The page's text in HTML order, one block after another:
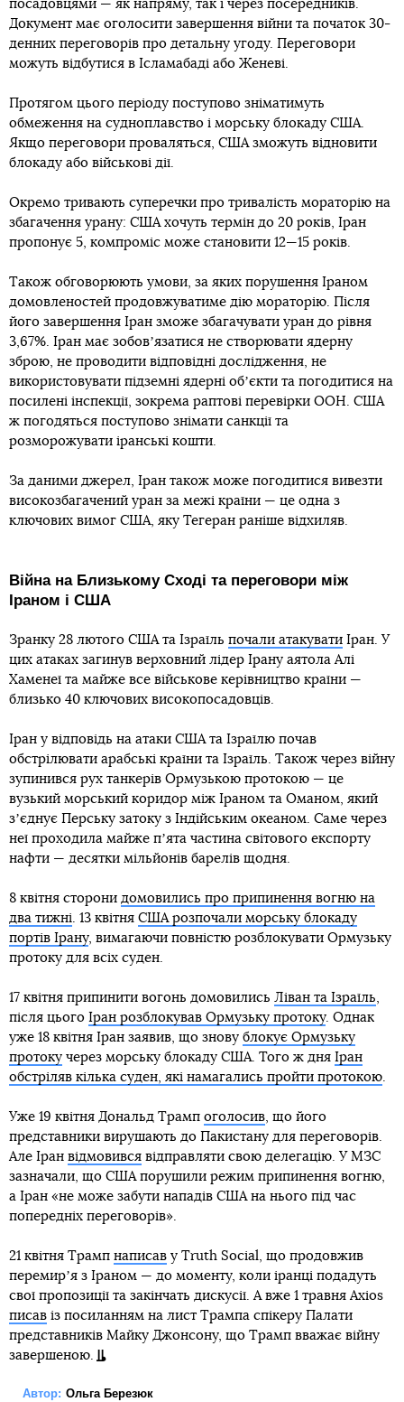
посадовцями — як напряму, так і через посередників.
Документ має оголосити завершення війни та початок 30-
денних переговорів про детальну угоду. Переговори
можуть відбутися в Ісламабаді або Женеві.
Протягом цього періоду поступово зніматимуть
обмеження на судноплавство і морську блокаду США.
Якщо переговори проваляться, США зможуть відновити
блокаду або військові дії.
Окремо тривають суперечки про тривалість мораторію на
збагачення урану: США хочуть термін до 20 років, Іран
пропонує 5, компроміс може становити 12—15 років.
Також обговорюють умови, за яких порушення Іраном
домовленостей продовжуватиме дію мораторію. Після
його завершення Іран зможе збагачувати уран до рівня
3,67%. Іран має зобовʼязатися не створювати ядерну
зброю, не проводити відповідні дослідження, не
використовувати підземні ядерні обʼєкти та погодитися на
посилені інспекції, зокрема раптові перевірки ООН. США
ж погодяться поступово знімати санкції та
розморожувати іранські кошти.
За даними джерел, Іран також може погодитися вивезти
високозбагачений уран за межі країни — це одна з
ключових вимог США, яку Тегеран раніше відхиляв.
Війна на Близькому Сході та переговори між
Іраном і США
Зранку 28 лютого США та Ізраїль почали атакувати Іран. У
цих атаках загинув верховний лідер Ірану аятола Алі
Хаменеї та майже все військове керівництво країни —
близько 40 ключових високопосадовців.
Іран у відповідь на атаки США та Ізраїлю почав
обстрілювати арабські країни та Ізраїль. Також через війну
зупинився рух танкерів Ормузькою протокою — це
вузький морський коридор між Іраном та Оманом, який
зʼєднує Перську затоку з Індійським океаном. Саме через
неї проходила майже пʼята частина світового експорту
нафти — десятки мільйонів барелів щодня.
8 квітня сторони домовились про припинення вогню на
два тижні. 13 квітня США розпочали морську блокаду
портів Ірану, вимагаючи повністю розблокувати Ормузьку
протоку для всіх суден.
17 квітня припинити вогонь домовились Ліван та Ізраїль,
після цього Іран розблокував Ормузьку протоку. Однак
уже 18 квітня Іран заявив, що знову блокує Ормузьку
протоку через морську блокаду США. Того ж дня Іран
обстріляв кілька суден, які намагались пройти протокою.
Уже 19 квітня Дональд Трамп оголосив, що його
представники вирушають до Пакистану для переговорів.
Але Іран відмовився відправляти свою делегацію. У МЗС
зазначали, що США порушили режим припинення вогню,
а Іран «не може забути нападів США на нього під час
попередніх переговорів».
21 квітня Трамп написав у Truth Social, що продовжив
перемирʼя з Іраном — до моменту, коли іранці подадуть
свої пропозиції та закінчать дискусії. А вже 1 травня Axios
писав із посиланням на лист Трампа спікеру Палати
представників Майку Джонсону, що Трамп вважає війну
завершеною.
Автор: Ольга Березюк